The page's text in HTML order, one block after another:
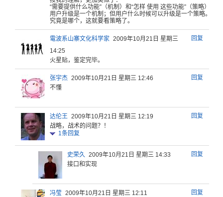
“需要提供什么功能”（机制）和“怎样 使用 这些功能” （策略）。
用户升级是一个机制 ；但用户什么时候可以升级是一个策略。可以
究竟是哪个，这就要看策略了。
回复
電波系山寨文化科学家 2009年10月21日 星期三
14:25
火星贴，鉴定完毕。
回复
张宇杰 2009年10月21日 星期三 12:46
不懂
回复
达伦王 2009年10月21日 星期三 12:19
战略，战术的问题？！
1条回复
回复
史荣久 2009年10月21日 星期三 14:33
接口和实现
回复
冯莹 2009年10月21日 星期三 12:11